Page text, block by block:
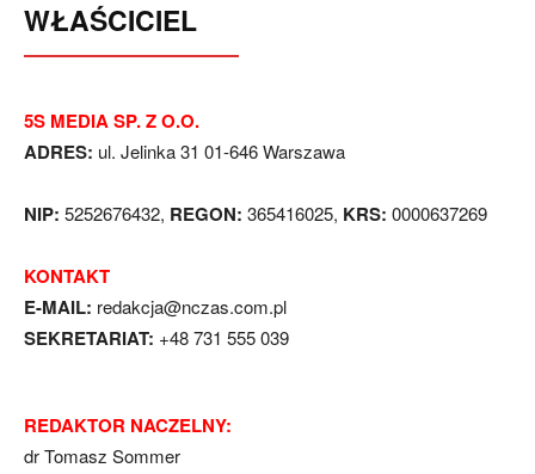
WŁAŚCICIEL
5S MEDIA SP. Z O.O.
ADRES: ul. Jelinka 31 01-646 Warszawa
NIP: 5252676432, REGON: 365416025, KRS: 0000637269
KONTAKT
E-MAIL: redakcja@nczas.com.pl
SEKRETARIAT: +48 731 555 039
REDAKTOR NACZELNY:
dr Tomasz Sommer